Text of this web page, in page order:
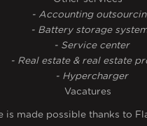
- Accounting
- Battery storage
- Service center
- Real estate & real estate
- Hypercharger
Vacatures
is made possible thanks to